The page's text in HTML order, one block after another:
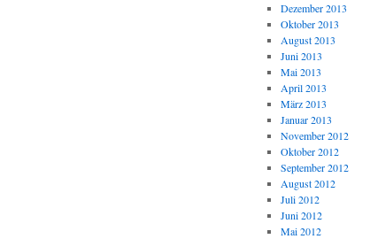
Dezember 2013
Oktober 2013
August 2013
Juni 2013
Mai 2013
April 2013
März 2013
Januar 2013
November 2012
Oktober 2012
September 2012
August 2012
Juli 2012
Juni 2012
Mai 2012